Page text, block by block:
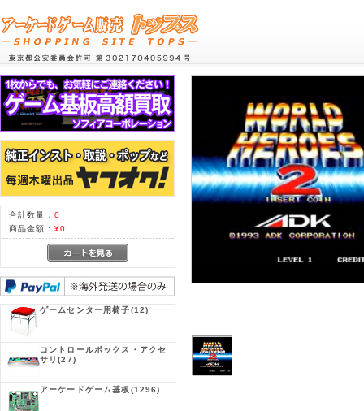
合計数量： 0
商品金額： ¥0
ゲームセンター用椅子(12)
コントロールボックス・アクセ
サリ(27)
アーケードゲーム基板 (1296)